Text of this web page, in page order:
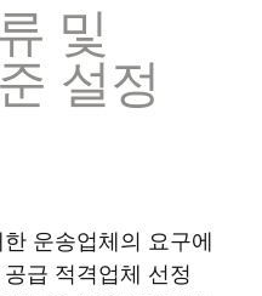
및
설정
운송업체의 요구에
급 적격업체 선정